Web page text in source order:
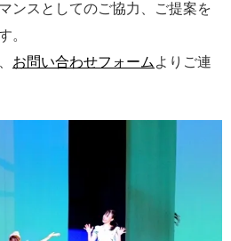
ンスとしてのご協力、ご提案を
。
お問い合わせフォームよりご連